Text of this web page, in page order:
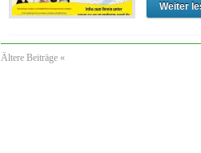
Weiter
Ältere Beiträge «